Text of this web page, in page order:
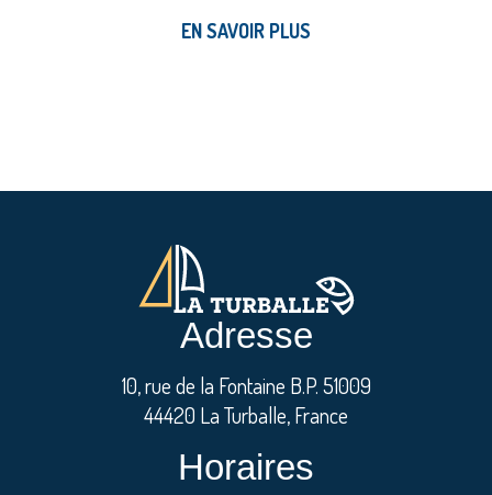
EN SAVOIR PLUS
Adresse
10, rue de la Fontaine B.P. 51009
44420 La Turballe, France
Horaires